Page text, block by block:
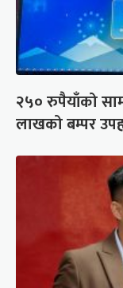
२५० रुपैयाँको
लाखको बम्पर